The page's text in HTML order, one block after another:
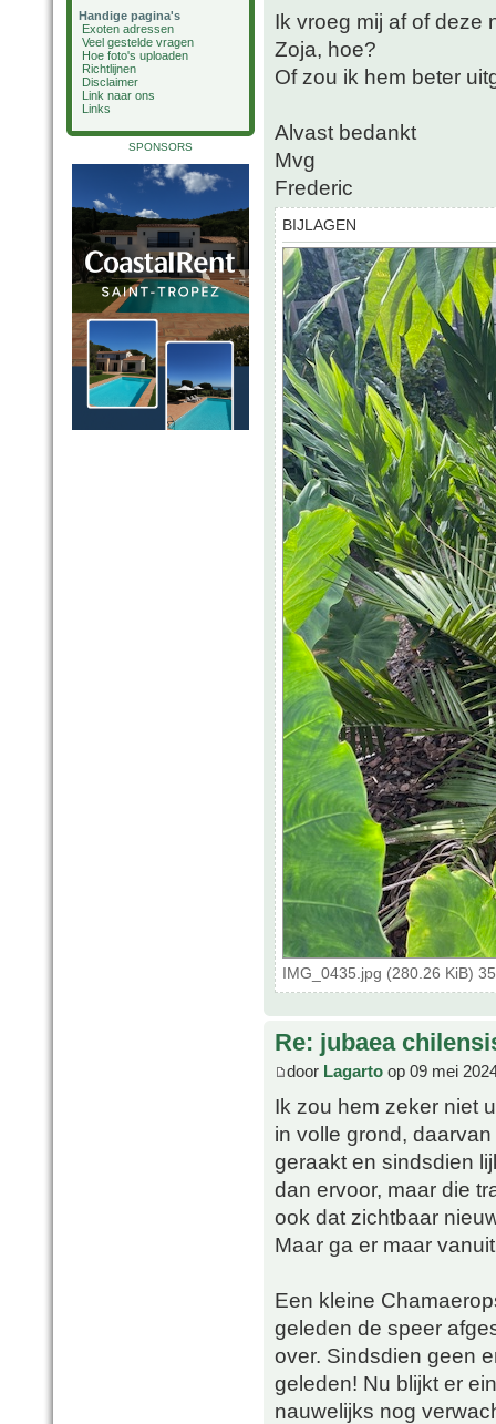
Handige pagina's
Exoten adressen
Veel gestelde vragen
Hoe foto's uploaden
Richtlijnen
Disclaimer
Link naar ons
Links
SPONSORS
Ik vroeg mij af of deze
Zoja, hoe?
Of zou ik hem beter
Alvast bedankt
Mvg
Frederic
BIJLAGEN
IMG_0435.jpg (280.26 KiB)
Re: jubaea
door Lagarto op 09 mei
Ik zou hem zeker niet
in volle grond,
geraakt en sindsdien
dan ervoor, maar die
ook dat zichtbaar
Maar ga er maar
Een kleine
geleden de speer
over. Sindsdien geen
geleden! Nu blijkt er
nauwelijks nog